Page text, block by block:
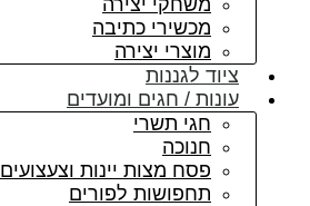
משחקי יצירה
מכשירי כתיבה
מוצרי יצירה
ציוד לגננות
עונות / חגים ומועדים
חגי תשרי
חנוכה
פסח מצות יינות וצעצועים
תחפושות לפורים